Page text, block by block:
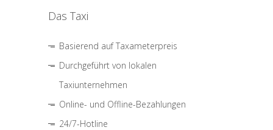
Das Taxi
Basierend auf Taxameterpreis
Durchgeführt von lokalen
Taxiunternehmen
Online- und Offline-Bezahlungen
24/7-Hotline